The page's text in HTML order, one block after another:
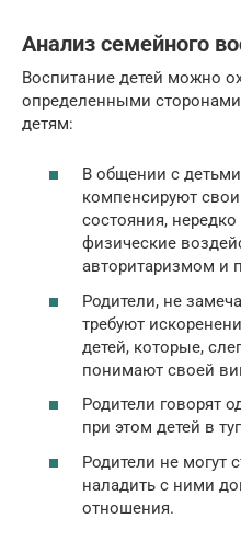
Анализ семейного
Воспитание детей можно
определенными
детям:
В общении с
компенсируют
состояния,
физические
авторитаризмом и
Родители, не
требуют
детей, которые,
понимают своей
Родители говорят
при этом детей в
Родители не могут
наладить с ними
отношения.